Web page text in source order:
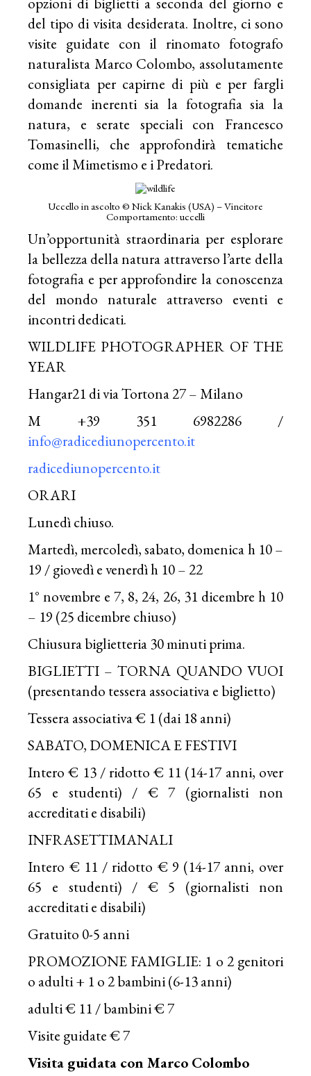
del tipo di visita desiderata. Inoltre, ci sono
visite guidate con il rinomato fotografo
naturalista Marco Colombo, assolutamente
consigliata per capirne di più e per fargli
domande inerenti sia la fotografia sia la
natura, e serate speciali con Francesco
Tomasinelli, che approfondirà tematiche
come il Mimetismo e i Predatori.
Uccello in ascolto © Nick Kanakis (USA) – Vincitore
Comportamento: uccelli
Un’opportunità straordinaria per esplorare
la bellezza della natura attraverso l’arte della
fotografia e per approfondire la conoscenza
del mondo naturale attraverso eventi e
incontri dedicati.
WILDLIFE PHOTOGRAPHER OF THE
YEAR
Hangar21 di via Tortona 27 – Milano
M +39 351 6982286 /
info@radicediunopercento.it
radicediunopercento.it
ORARI
Lunedì chiuso.
Martedì, mercoledì, sabato, domenica h 10 –
19 / giovedì e venerdì h 10 – 22
1° novembre e 7, 8, 24, 26, 31 dicembre h 10
– 19 (25 dicembre chiuso)
Chiusura biglietteria 30 minuti prima.
BIGLIETTI – TORNA QUANDO VUOI
(presentando tessera associativa e biglietto)
Tessera associativa € 1 (dai 18 anni)
SABATO, DOMENICA E FESTIVI
Intero € 13 / ridotto € 11 (14-17 anni, over
65 e studenti) / € 7 (giornalisti non
accreditati e disabili)
INFRASETTIMANALI
Intero € 11 / ridotto € 9 (14-17 anni, over
65 e studenti) / € 5 (giornalisti non
accreditati e disabili)
Gratuito 0-5 anni
PROMOZIONE FAMIGLIE: 1 o 2 genitori
o adulti + 1 o 2 bambini (6-13 anni)
adulti € 11 / bambini € 7
Visite guidate € 7
Visita guidata con Marco Colombo